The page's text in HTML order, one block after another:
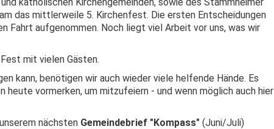
das mittlerweile 5. Kirchenfest. Die ersten Entscheidungen
Fahrt aufgenommen. Noch liegt viel Arbeit vor uns, was wir
mit vielen Gästen.
kann, benötigen wir auch wieder viele helfende Hände. Es
heute vormerken, um mitzufeiern - und wenn möglich auch hier
nächsten Gemeindebrief "Kompass" (Juni/Juli)